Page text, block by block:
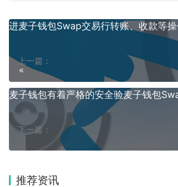
上一篇：
进麦子钱包Swap交易行转账、收款等
下一篇：
麦子钱包有着严格的安全验麦子钱包
推荐资讯